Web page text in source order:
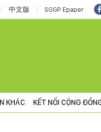
中文版 SGGP Epaper
KHÁC KẾT NỐI CỘNG